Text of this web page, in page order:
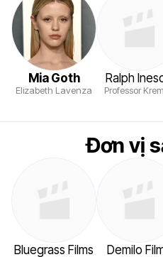
Mia Goth
Elizabeth Lavenza
Ralph
Professor
Đơn vị
Bluegrass Films Demilo